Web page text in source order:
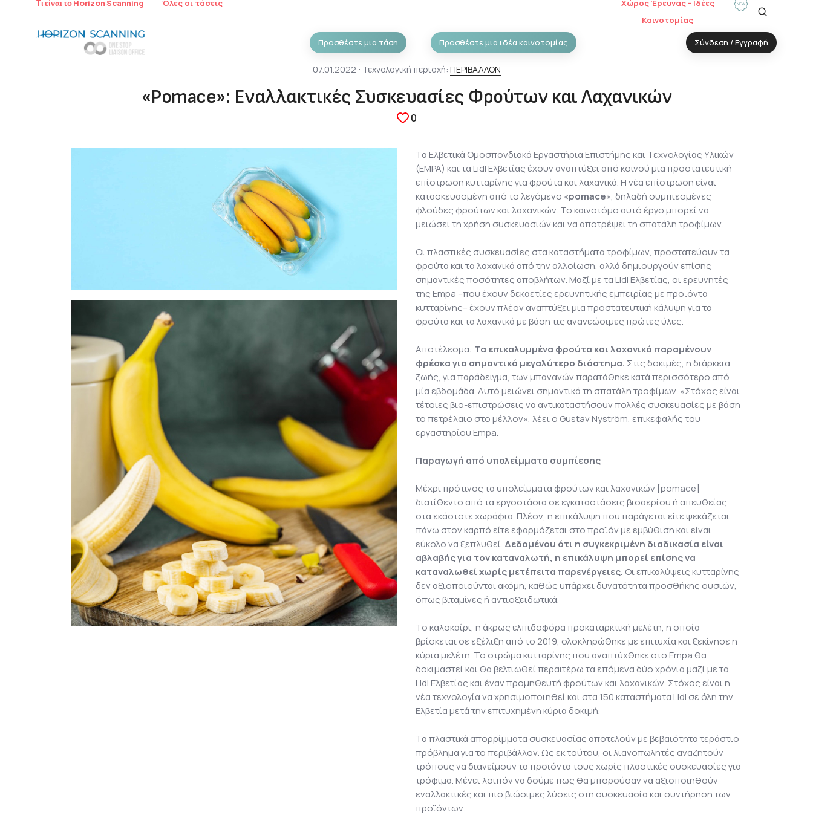
Τι είναι το Horizon Scanning Όλες οι τάσεις
Χώρος Έρευνας - Ιδέες
Καινοτομίας
Προσθέστε μια τάση Προσθέστε μια ιδέα καινοτομίας Σύνδεση / Εγγραφή
07.01.2022 ⋅ Τεχνολογική περιοχή: ΠΕΡΙΒΑΛΛΟΝ
«Pomace»: Εναλλακτικές Συσκευασίες Φρούτων και Λαχανικών
0
Τα Ελβετικά Ομοσπονδιακά Εργαστήρια Επιστήμης και Τεχνολογίας Υλικών
(EMPA) και τα Lidl Ελβετίας έχουν αναπτύξει από κοινού μια προστατευτική
επίστρωση κυτταρίνης για φρούτα και λαχανικά. Η νέα επίστρωση είναι
κατασκευασμένη από το λεγόμενο «pomace», δηλαδή συμπιεσμένες
φλούδες φρούτων και λαχανικών. Το καινοτόμο αυτό έργο μπορεί να
μειώσει τη χρήση συσκευασιών και να αποτρέψει τη σπατάλη τροφίμων.
Οι πλαστικές συσκευασίες στα καταστήματα τροφίμων, προστατεύουν τα
φρούτα και τα λαχανικά από την αλλοίωση, αλλά δημιουργούν επίσης
σημαντικές ποσότητες αποβλήτων. Μαζί με τα Lidl Ελβετίας, οι ερευνητές
της Empa –που έχουν δεκαετίες ερευνητικής εμπειρίας με προϊόντα
κυτταρίνης– έχουν πλέον αναπτύξει μια προστατευτική κάλυψη για τα
φρούτα και τα λαχανικά με βάση τις ανανεώσιμες πρώτες ύλες.
Αποτέλεσμα: Τα επικαλυμμένα φρούτα και λαχανικά παραμένουν
φρέσκα για σημαντικά μεγαλύτερο διάστημα. Στις δοκιμές, η διάρκεια
ζωής, για παράδειγμα, των μπανανών παρατάθηκε κατά περισσότερο από
μία εβδομάδα. Αυτό μειώνει σημαντικά τη σπατάλη τροφίμων. «Στόχος είναι
τέτοιες βιο-επιστρώσεις να αντικαταστήσουν πολλές συσκευασίες με βάση
το πετρέλαιο στο μέλλον», λέει ο Gustav Nyström, επικεφαλής του
εργαστηρίου Empa.
Παραγωγή από υπολείμματα συμπίεσης
Μέχρι πρότινος τα υπολείμματα φρούτων και λαχανικών [pomace]
διατίθεντο από τα εργοστάσια σε εγκαταστάσεις βιοαερίου ή απευθείας
στα εκάστοτε χωράφια. Πλέον, η επικάλυψη που παράγεται είτε ψεκάζεται
πάνω στον καρπό είτε εφαρμόζεται στο προϊόν με εμβύθιση και είναι
εύκολο να ξεπλυθεί. Δεδομένου ότι η συγκεκριμένη διαδικασία είναι
αβλαβής για τον καταναλωτή, η επικάλυψη μπορεί επίσης να
καταναλωθεί χωρίς μετέπειτα παρενέργειες. Οι επικαλύψεις κυτταρίνης
δεν αξιοποιούνται ακόμη, καθώς υπάρχει δυνατότητα προσθήκης ουσιών,
όπως βιταμίνες ή αντιοξειδωτικά.
Το καλοκαίρι, η άκρως ελπιδοφόρα προκαταρκτική μελέτη, η οποία
βρίσκεται σε εξέλιξη από το 2019, ολοκληρώθηκε με επιτυχία και ξεκίνησε η
κύρια μελέτη. Το στρώμα κυτταρίνης που αναπτύχθηκε στο Empa θα
δοκιμαστεί και θα βελτιωθεί περαιτέρω τα επόμενα δύο χρόνια μαζί με τα
Lidl Ελβετίας και έναν προμηθευτή φρούτων και λαχανικών. Στόχος είναι η
νέα τεχνολογία να χρησιμοποιηθεί και στα 150 καταστήματα Lidl σε όλη την
Ελβετία μετά την επιτυχημένη κύρια δοκιμή.
Τα πλαστικά απορρίμματα συσκευασίας αποτελούν με βεβαιότητα τεράστιο
πρόβλημα για το περιβάλλον. Ως εκ τούτου, οι λιανοπωλητές αναζητούν
τρόπους να διανείμουν τα προϊόντα τους χωρίς πλαστικές συσκευασίες για
τρόφιμα. Μένει λοιπόν να δούμε πως θα μπορούσαν να αξιοποιηθούν
εναλλακτικές και πιο βιώσιμες λύσεις στη συσκευασία και συντήρηση των
προϊόντων.